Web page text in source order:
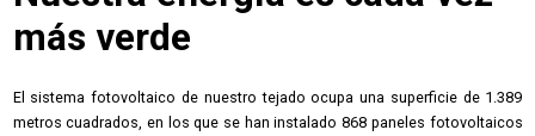
más verde
El sistema fotovoltaico de nuestro tejado ocupa una superficie de 1.389
metros cuadrados, en los que se han instalado 868 paneles fotovoltaicos